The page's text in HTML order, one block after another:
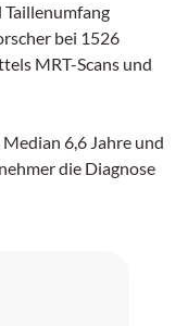
bei 1526
MRT-Scans und
6,6 Jahre und
die Diagnose